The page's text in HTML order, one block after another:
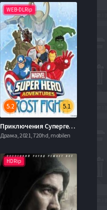
WEB-DLRip
5.1
5.2
Приключения Супергероев: Морозный Бой (2015)
Драма, 2021, 720hd, mobilen
HDRip